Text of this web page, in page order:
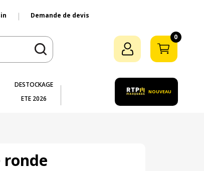
Demande de devis
0
DESTOCKAGE
ETE 2026
NOUVEAU
ronde